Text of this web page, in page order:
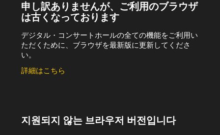
申し訳ありませんが、ご利用のブラウザ
は古くなっております
デジタル・コンサートホールの全ての機能をご利用い
ただくために、ブラウザを最新版に更新してくださ
い。
詳細はこちら
지원되지 않는 브라우저 버전입니다